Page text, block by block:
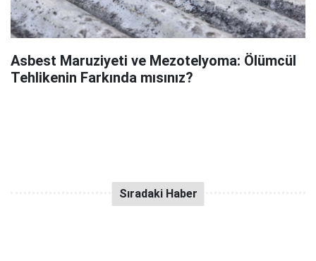
Asbest Maruziyeti ve Mezotelyoma: Ölümcül
Tehlikenin Farkında mısınız?